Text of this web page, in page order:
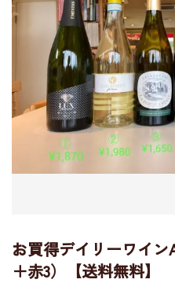
お買得デイリーワイ
＋赤3）【送料無料】